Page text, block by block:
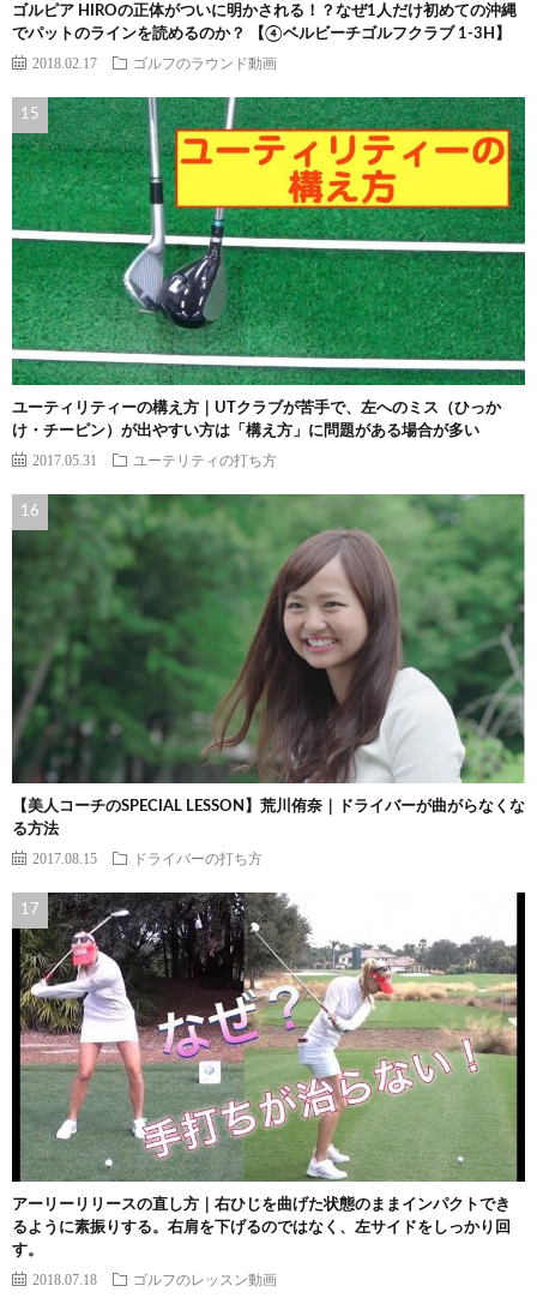
ゴルピア HIROの正体がついに明かされる！？なぜ1人だけ初めての沖縄
でパットのラインを読めるのか？ 【④ベルビーチゴルフクラブ 1-3H】
2018.02.17 ゴルフのラウンド動画
ユーティリティーの構え方｜UTクラブが苦手で、左へのミス（ひっか
け・チーピン）が出やすい方は「構え方」に問題がある場合が多い
2017.05.31 ユーテリティの打ち方
【美人コーチのSPECIAL LESSON】荒川侑奈｜ドライバーが曲がらなくな
る方法
2017.08.15 ドライバーの打ち方
アーリーリリースの直し方｜右ひじを曲げた状態のままインパクトでき
るように素振りする。右肩を下げるのではなく、左サイドをしっかり回
す。
2018.07.18 ゴルフのレッスン動画